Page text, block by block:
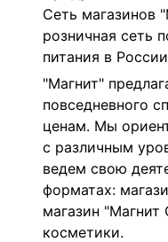
Сеть магазинов
розничная сеть
питания в
"Магнит"
повседневного
ценам. Мы
с различным
ведем свою
форматах:
магазин
косметики.